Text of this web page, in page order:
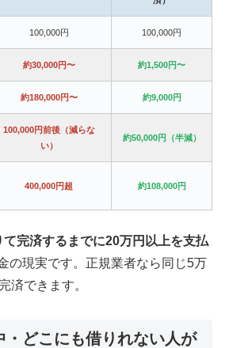
100,000円 100,000円
約30,000円〜 約1,500円〜
約180,000円〜 約9,000円
100,000円前後（減らな
い）
約50,000円（半減）
400,000円超 約108,000円
て完済するまでに20万円以上を支払
の現実です。正規業者なら同じ5万
済できます。
・どこにも借りれない人が